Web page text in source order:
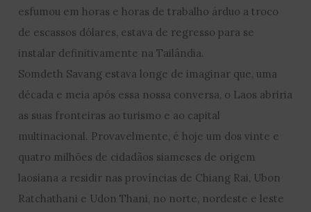
esfumou em horas e horas de trabalho árduo a troco
de escassos dólares, estava de regresso para se
instalar definitivamente na Tailândia.
Somdeth Savang estava longe de imaginar que, uma
década e meia após essa nossa conversa, o Laos abriria
as suas fronteiras ao turismo e ao capital
multinacional. Provavelmente, é hoje um dos vinte e
quatro milhões de cidadãos siameses de origem
laosiana a residir nas províncias de Chiang Rai, Ubon
Ratchathani e Udon Thani, no norte, nordeste e leste